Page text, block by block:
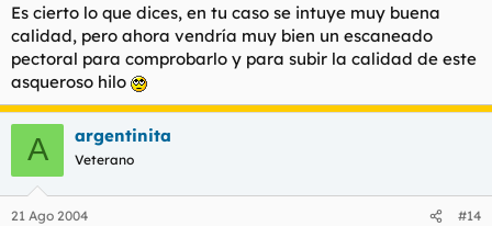
No voy a entrar apenas en ese terreno, sólo para decirle que lo
que importa no siempre es la cantidad.
Es cierto lo que dices, en tu caso se intuye muy buena
calidad, pero ahora vendría muy bien un escaneado
pectoral para comprobarlo y para subir la calidad de este
asqueroso hilo
A argentinita
Veterano
21 Ago 2004 #14